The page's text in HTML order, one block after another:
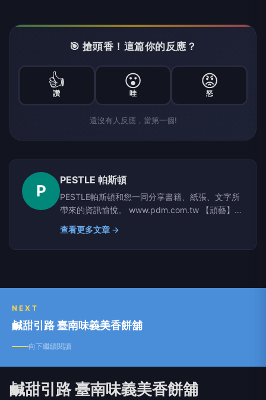
🎯 搶頭香！這篇你的反應？
👍
讚
😮
哇
😡
怒
還沒有人反應，當第一個!
P
PESTLE 帕斯頓
PESTLE帕斯頓和您一同分享書籍、紙張、文字所
帶來的資訊愉悅。 www.pdm.com.tw 【頑藝】
DIY生活中的大小工藝！憑藉雙手，帶點不服輸的
頑固，用溫暖的手作，創造獨一無二的專屬印記。
【頑樂】 旅行的養分，能療癒疲憊身心！用充滿
具、食材、調味料，樣樣都是成就美味的螺絲釘，
所在！有點固執又何妨，帶著堅定的信念，玩出專
屬的居家風采吧！ 【頑媄】 勾勒出生命中的完美
幸，來自一種追求完美的執著。
查看更多文章 →
NEXT
鹹甜引路 臺南味義美香餅舖
向下繼續閱讀
鹹甜引路 臺南味義美香餅舖